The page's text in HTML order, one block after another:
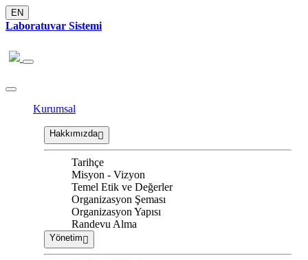
EN
Laboratuvar Sistemi
Kurumsal
Hakkımızda
Tarihçe
Misyon - Vizyon
Temel Etik ve Değerler
Organizasyon Şeması
Organizasyon Yapısı
Randevu Alma
Yönetim